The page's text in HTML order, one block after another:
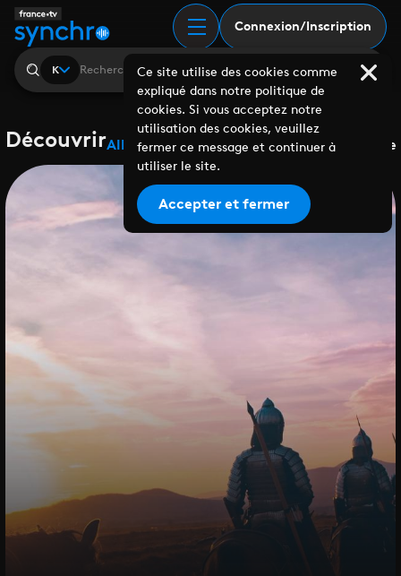
Connexion/Inscription
K
DécouvrirAlbumsPlaylistsCollaborationsLabels Genre
Ce site utilise des cookies comme
expliqué dans notre politique de
cookies. Si vous acceptez notre
utilisation des cookies, veuillez
fermer ce message et continuer à
utiliser le site.
Accepter et fermer